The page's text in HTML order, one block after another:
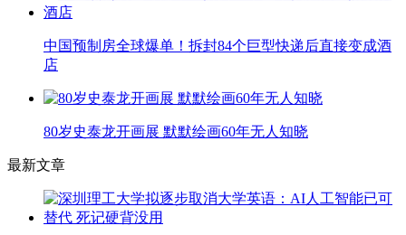
中国预制房全球爆单！拆封84个巨型快递后直接变成酒
店
80岁史泰龙开画展 默默绘画60年无人知晓
最新文章